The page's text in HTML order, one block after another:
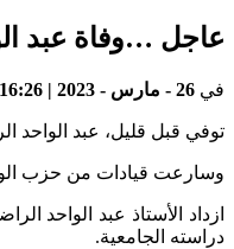
عاجل …وفاة عبد
في 26 - مارس - 2023 | 16:26 مساءً
توفي قبل قليل، عبد الواحد
وسارعت قيادات من حزب
دراسته الجامعية.